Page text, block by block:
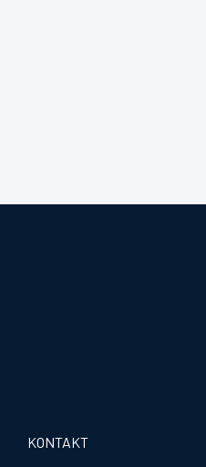
KONTAKT